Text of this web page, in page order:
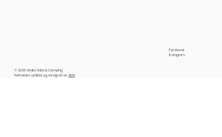
Facebook
Instagram
© 2026 Utvika Gård & Camping
Nettsiden: utviklet og designet av AKM